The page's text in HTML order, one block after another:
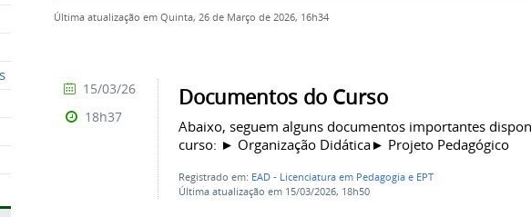
Última atualização em Quinta, 26 de Março de 2026, 16h34
Documentos do Curso
Abaixo, seguem alguns documentos importantes
curso: ► Organização Didática► Projeto Pedagógico
Registrado em: EAD - Licenciatura em Pedagogia e EPT
Última atualização em 15/03/2026, 18h50
15/03/26
18h37